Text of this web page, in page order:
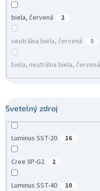
biela, červená 2
neutrálna biela, červená 0
biela, neutrálna biela, červená
Svetelný zdroj
Luminus SST-20 16
Cree XP-G2 2
Luminus SST-40 10